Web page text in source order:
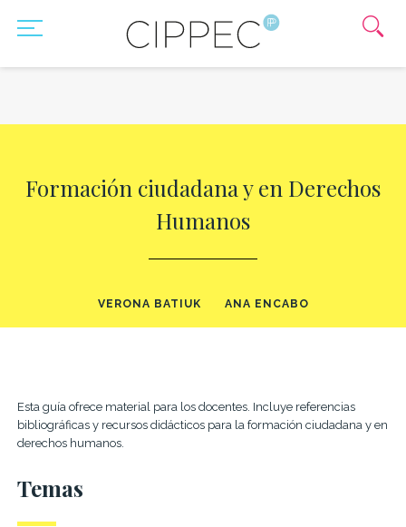
Formación ciudadana y en Derechos
Humanos
VERONA BATIUK ANA ENCABO
Esta guía ofrece material para los docentes. Incluye referencias
bibliográficas y recursos didácticos para la formación ciudadana y en
derechos humanos.
Temas